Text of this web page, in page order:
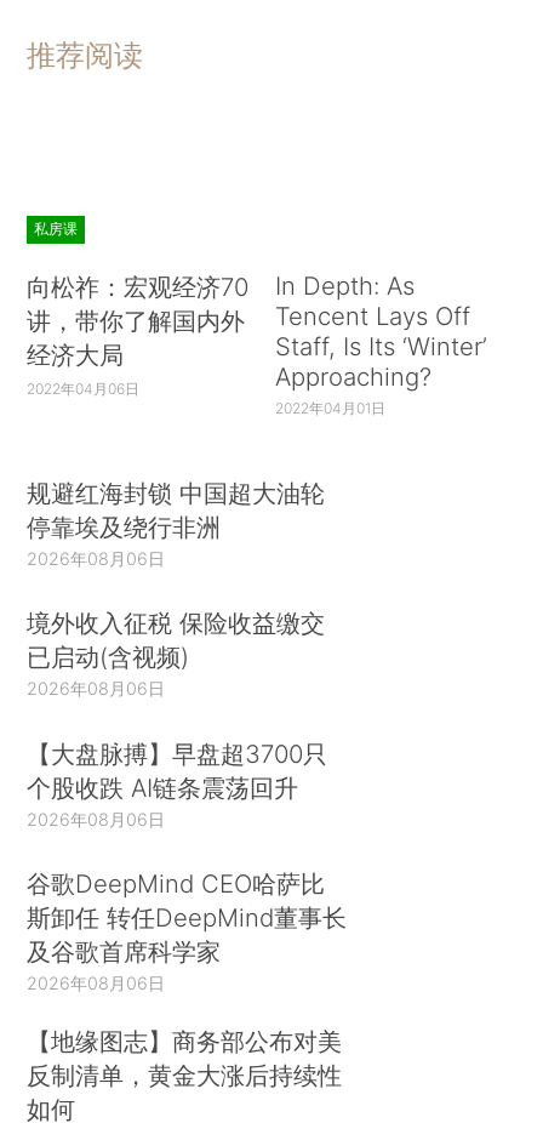
推荐阅读
私房课
向松祚：宏观经济70
讲，带你了解国内外
经济大局
2022年04月06日
In Depth: As
Tencent Lays Off
Staff, Is Its ‘Winter’
Approaching?
2022年04月01日
规避红海封锁 中国超大油轮
停靠埃及绕行非洲
2026年08月06日
境外收入征税 保险收益缴交
已启动(含视频)
2026年08月06日
【大盘脉搏】早盘超3700只
个股收跌 AI链条震荡回升
2026年08月06日
谷歌DeepMind CEO哈萨比
斯卸任 转任DeepMind董事长
及谷歌首席科学家
2026年08月06日
【地缘图志】商务部公布对美
反制清单，黄金大涨后持续性
如何